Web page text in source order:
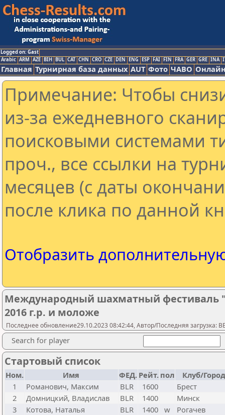
Logged on: Gast
Arabic ARM AZE BIH BUL CAT CHN CRO CZE DEN ENG ESP FAI FIN FRA GER GRE INA
Главная Турнирная база данных AUT Фото ЧАВО
Примечание: Чтобы
из-за ежедневного
поисковыми системами
проч., все ссылки на
месяцев (с даты
после клика по данной
Отобразить
Международный шахматный фестиваль
2016 г.р. и моложе
Последнее обновление29.10.2023 08:42:44, Автор/Последняя загрузка:
Search for player
Стартовый список
Ном. Имя ФЕД. Рейт. пол
Клуб/
1
Романович, Максим BLR 1600
Брест
2
Домницкий, Владислав BLR 1400
Минск
3
Котова, Наталья BLR 1400 w
Рогачев